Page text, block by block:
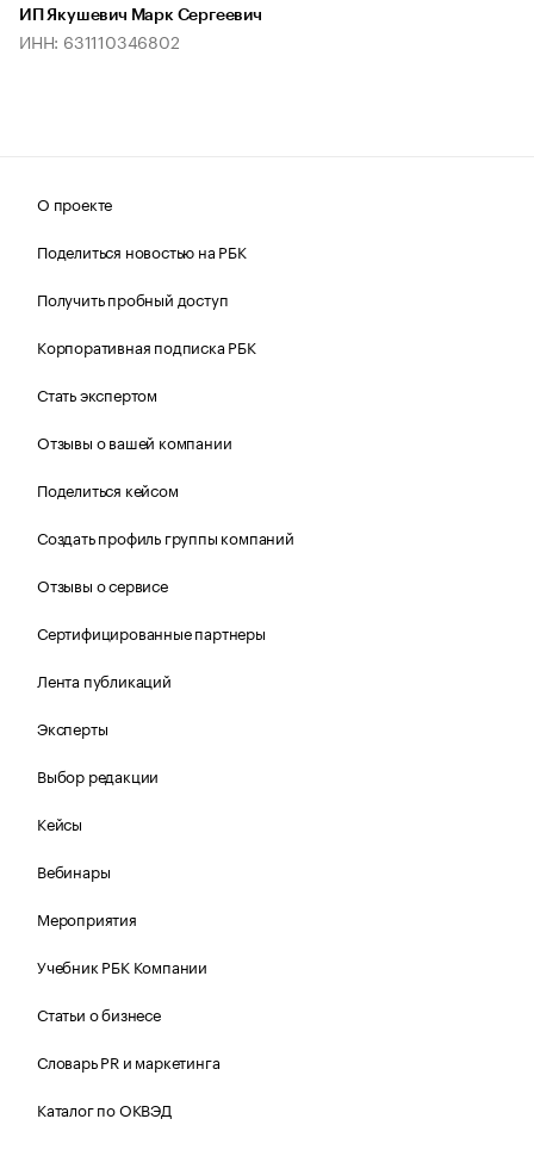
ИП Якушевич Марк Сергеевич
ИНН: 631110346802
О проекте
Поделиться новостью на РБК
Получить пробный доступ
Корпоративная подписка РБК
Стать экспертом
Отзывы о вашей компании
Поделиться кейсом
Создать профиль группы компаний
Отзывы о сервисе
Сертифицированные партнеры
Лента публикаций
Эксперты
Выбор редакции
Кейсы
Вебинары
Мероприятия
Учебник РБК Компании
Статьи о бизнесе
Словарь PR и маркетинга
Каталог по ОКВЭД